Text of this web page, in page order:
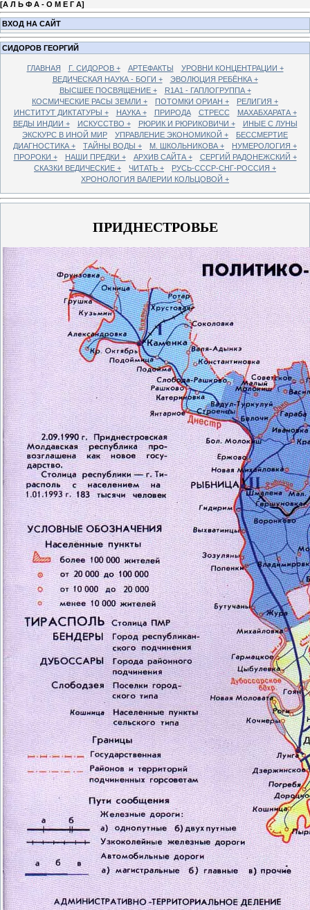
[А Л Ь Ф А - О М Е Г А]
ВХОД НА САЙТ
СИДОРОВ ГЕОРГИЙ
ГЛАВНАЯ Г. СИДОРОВ + АРТЕФАКТЫ
УРОВНИ КОНЦЕНТРАЦИИ +
ВЕДИЧЕСКАЯ НАУКА - БОГИ +
ЭВОЛЮЦИЯ РЕБЁНКА +
ВЫСШЕЕ ПОСВЯЩЕНИЕ +
R1A1 - ГАПЛОГРУППА +
КОСМИЧЕСКИЕ РАСЫ ЗЕМЛИ +
ПОТОМКИ ОРИАН +
РЕЛИГИЯ +
ИНСТИТУТ ДИКТАТУРЫ +
НАУКА + ПРИРОДА СТРЕСС
МАХАБХАРАТА +
ВЕДЫ ИНДИИ +
ИСКУССТВО + РЮРИК И РЮРИКОВИЧИ +
ИНЫЕ С ЛУНЫ
ЭКСКУРС В ИНОЙ МИР
УПРАВЛЕНИЕ ЭКОНОМИКОЙ +
БЕССМЕРТИЕ
ДИАГНОСТИКА +
ТАЙНЫ ВОДЫ + М. ШКОЛЬНИКОВА +
НУМЕРОЛОГИЯ +
ПРОРОКИ +
НАШИ ПРЕДКИ + АРХИВ САЙТА +
СЕРГИЙ РАДОНЕЖСКИЙ +
СКАЗКИ ВЕДИЧЕСКИЕ +
ЧИТАТЬ +
РУСЬ-СССР-СНГ-РОССИЯ +
ХРОНОЛОГИЯ ВАЛЕРИИ КОЛЬЦОВОЙ +
ПРИДНЕСТРОВЬЕ